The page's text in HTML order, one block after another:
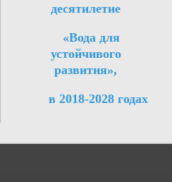
десятилетие
«Вода для
устойчивого
развития»,
в 2018-2028 годах